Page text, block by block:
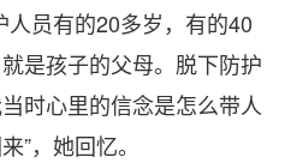
人员有的20多岁，有的40
是孩子的父母。脱下防护
时心里的信念是怎么带人
”，她回忆。